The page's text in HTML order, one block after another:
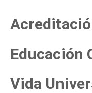
Educación
Vida